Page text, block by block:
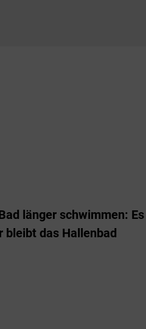
länger schwimmen: Es
bleibt das Hallenbad